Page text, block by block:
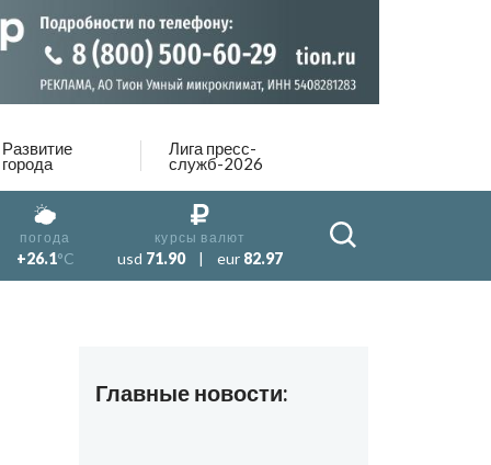
Развитие
города
Лига пресс-
служб-2026
погода
+26.1°C
курсы валют
usd 71.90 | eur 82.97
Главные новости: